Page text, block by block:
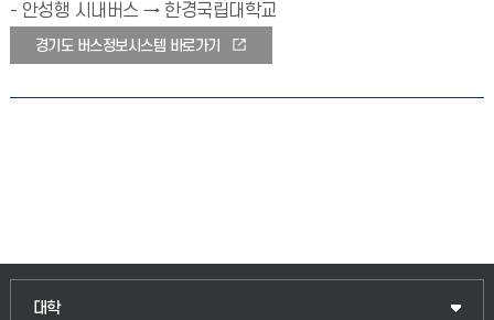
- 안성행 시내버스 → 한경국립대학교
경기도 버스정보시스템 바로가기
대학
인문융합공공인재학부